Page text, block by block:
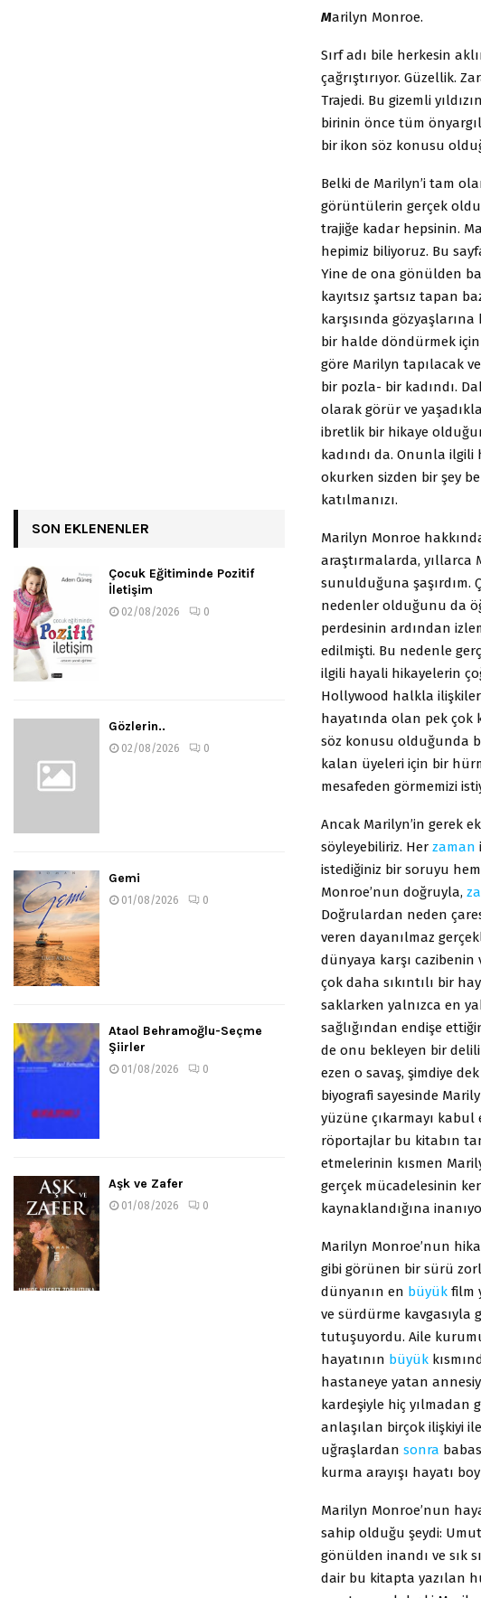
Marilyn Monroe.
Sırf adı bile herkesin
çağrıştırıyor. Güzellik.
Trajedi. Bu gizemli
birinin önce tüm
bir ikon söz konusu
Belki de Marilyn’i tam
görüntülerin gerçek
trajiğe kadar hepsinin.
hepimiz biliyoruz. Bu
Yine de ona gönülden
kayıtsız şartsız tapan
karşısında
bir halde döndürmek için
göre Marilyn tapılacak
bir pozla- bir kadındı.
olarak görür ve
ibretlik bir hikaye
kadındı da. Onunla ilgili
okurken sizden bir şey
katılmanızı.
Marilyn Monroe
araştırmalarda, yıllarca
sunulduğuna şaşırdım.
nedenler olduğunu da
perdesinin ardından
edilmişti. Bu nedenle
ilgili hayali hikayelerin
Hollywood halkla
hayatında olan pek çok
söz konusu olduğunda
kalan üyeleri için bir
mesafeden görmemizi
Ancak Marilyn’in gerek
söyleyebiliriz. Her zaman
istediğiniz bir soruyu
Monroe’nun doğruyla,
Doğrulardan neden
veren dayanılmaz
dünyaya karşı
çok daha sıkıntılı bir
saklarken yalnızca en
sağlığından endişe
de onu bekleyen bir
ezen o savaş, şimdiye
biyografi sayesinde
yüzüne çıkarmayı
röportajlar bu kitabın
etmelerinin kısmen
gerçek mücadelesinin
kaynaklandığına
Marilyn Monroe’nun
gibi görünen bir sürü
dünyanın en büyük film
ve sürdürme kavgasıyla
tutuşuyordu. Aile
hayatının büyük
hastaneye yatan
kardeşiyle hiç yılmadan
anlaşılan birçok ilişkiyi
uğraşlardan sonra
kurma arayışı hayatı
Marilyn Monroe’nun
sahip olduğu şeydi:
gönülden inandı ve sık
dair bu kitapta yazılan
SON EKLENENLER
Çocuk Eğitiminde Pozitif
İletişim
02/08/2026 0
Gözlerin..
02/08/2026 0
Gemi
01/08/2026 0
Ataol Behramoğlu-Seçme
Şiirler
01/08/2026 0
Aşk ve Zafer
01/08/2026 0